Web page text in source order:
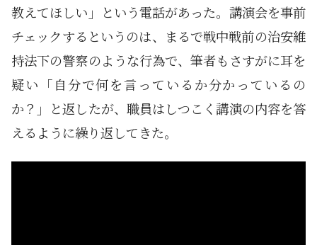
教えてほしい」という電話があった。講演会を事前
チェックするというのは、まるで戦中戦前の治安維
持法下の警察のような行為で、筆者もさすがに耳を
疑い「自分で何を言っているか分かっているの
か？」と返したが、職員はしつこく講演の内容を答
えるように繰り返してきた。